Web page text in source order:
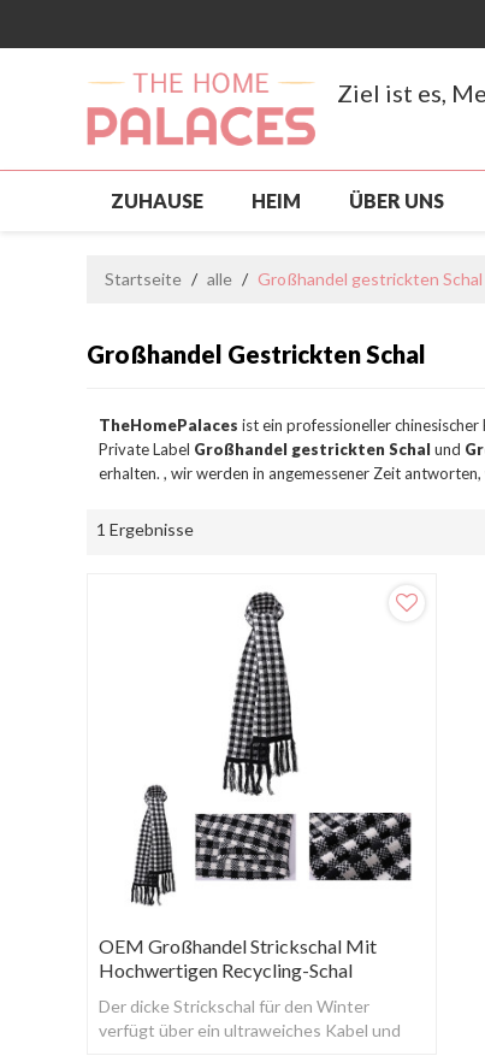
Ziel ist es,
ZUHAUSE HEIM ÜBER UNS
Startseite / alle / Großhandel gestrickten Schal
Großhandel Gestrickten Schal
TheHomePalaces ist ein professioneller
Private Label Großhandel gestrickten Schal und
erhalten. , wir werden in angemessener Zeit
1 Ergebnisse
OEM Großhandel Strickschal Mit
Hochwertigen Recycling-Schal
Der dicke Strickschal für den Winter
verfügt über ein ultraweiches Kabel und